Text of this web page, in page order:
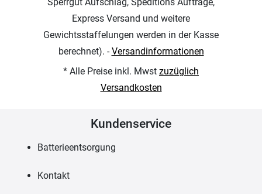
Express Versand und weitere
Gewichtsstaffelungen werden in der Kasse
berechnet). -Versandinformationen
* Alle Preise inkl. Mwst zuzüglich
Versandkosten
Kundenservice
Batterieentsorgung
Kontakt